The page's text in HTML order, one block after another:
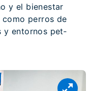
y el bienestar
perros de
y entornos pet‐